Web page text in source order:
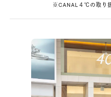
#ダイヤモンド ネッ
#ペア #エタニティ
※CANAL４℃の取り